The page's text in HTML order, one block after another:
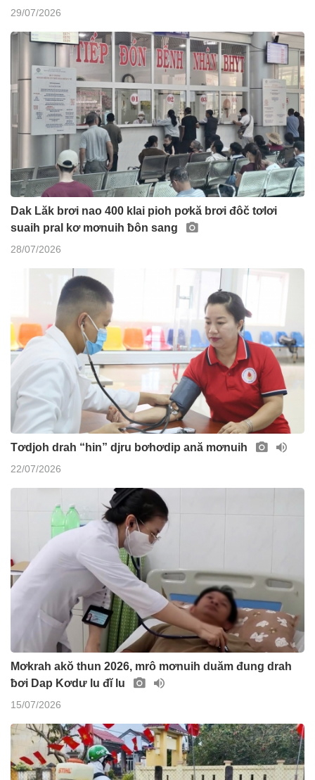
29/07/2026
Dak Lăk brơi nao 400 klai pioh pơkă brơi đôč tơlơi
suaih pral kơ mơnuih ƀôn sang
28/07/2026
Tơdjoh drah “hin” djru bơhơdip ană mơnuih
22/07/2026
Mơkrah akŏ thun 2026, mrô mơnuih duăm đung drah
ƀơi Dap Kơdư lu đĭ lu
15/07/2026